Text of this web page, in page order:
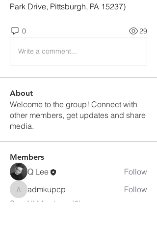
Park Drive, Pittsburgh, PA 15237)
0 29
Write a comment...
About
Welcome to the group! Connect with
other members, get updates and share
media.
Members
Q Lee Follow
admkupcp
admkupcp
Follow
See All Members (2)